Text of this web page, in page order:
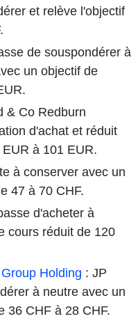
et relève l'objectif
de souspondérer à
un objectif de
& Co Redburn
d'achat et réduit
à 101 EUR.
à conserver avec un
47 à 70 CHF.
d'acheter à
cours réduit de 120
Holding : JP
à neutre avec un
36 CHF à 28 CHF.